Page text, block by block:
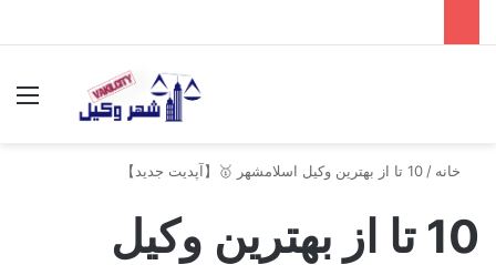
خانه / 10 تا از بهترین وکیل اسلامشهر 🥇【آپدیت جدید】
10 تا از بهترین وکیل